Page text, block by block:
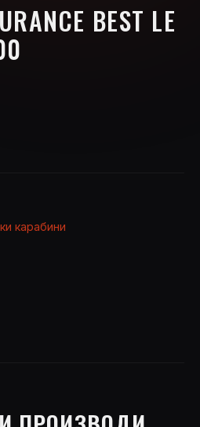
BEST LE
карабини